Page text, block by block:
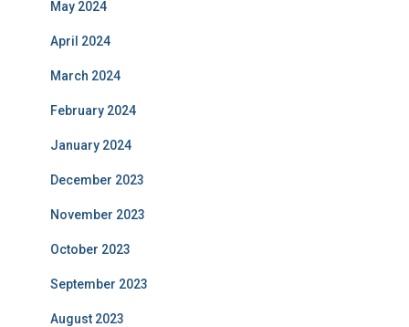
May 2024
April 2024
March 2024
February 2024
January 2024
December 2023
November 2023
October 2023
September 2023
August 2023